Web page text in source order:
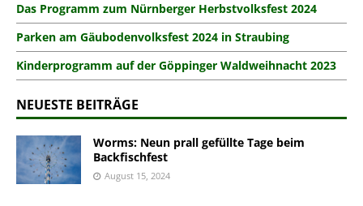
Das Programm zum Nürnberger Herbstvolksfest 2024
Parken am Gäubodenvolksfest 2024 in Straubing
Kinderprogramm auf der Göppinger Waldweihnacht 2023
NEUESTE BEITRÄGE
Worms: Neun prall gefüllte Tage beim
Backfischfest
August 15, 2024